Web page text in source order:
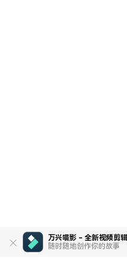
万兴喵影 - 全新视频剪
随时随地创作你的故事